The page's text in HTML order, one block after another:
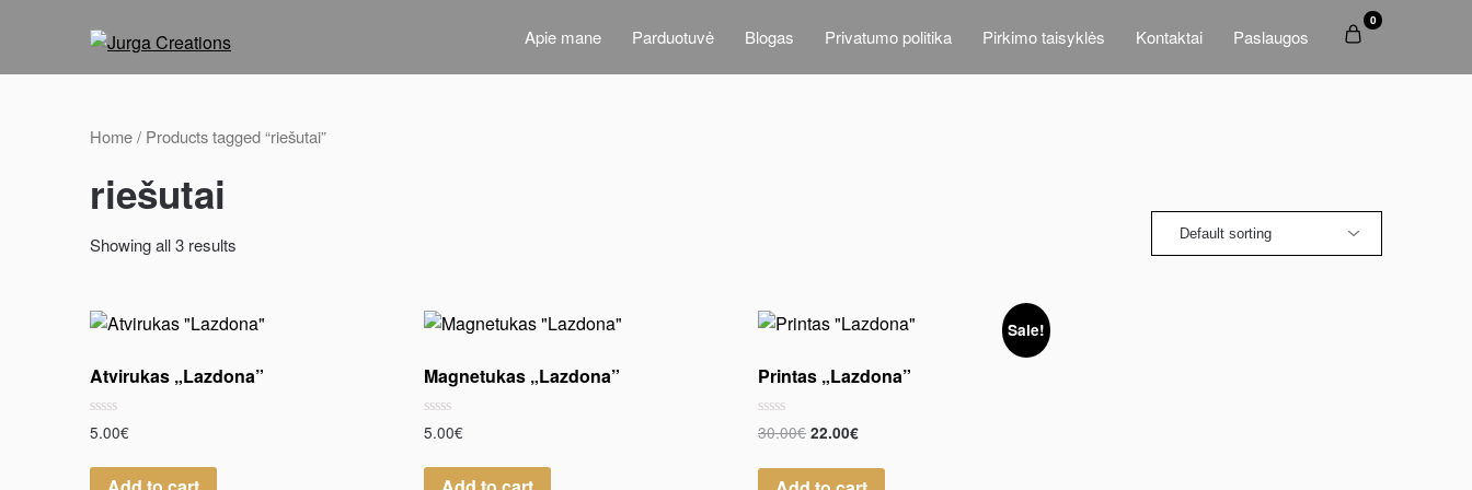
Apie mane Parduotuvė Blogas Privatumo politika Pirkimo taisyklės Kontaktai Paslaugos
0
Home/ Products tagged “riešutai”
riešutai
Showing all 3 results
Atvirukas „Lazdona”
Rated
0
of
5.00€
Magnetukas „Lazdona”
Rated
0
of
5.00€
Sale!
Printas „Lazdona”
Rated
0
of
30.00€ 22.00€